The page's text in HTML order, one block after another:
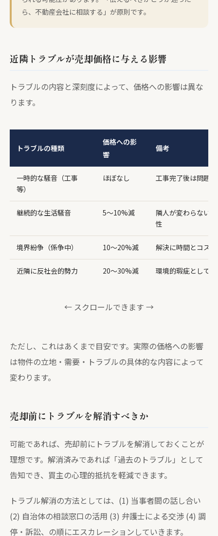
ら、不動産会社に相談する」が原則です。
近隣トラブルが売却価格に与える影響
トラブルの内容と深刻度によって、価格への影響は異な
ります。
トラブルの種類
価格への影
響
備考
一時的な騒音（工事
等）
ほぼなし 工事完了後は問題
継続的な生活騒音 5〜10%減
隣人が変わらない
性
境界紛争（係争中） 10〜20%減 解決に時間とコス
近隣に反社会的勢力 20〜30%減 環境的瑕疵として
← スクロールできます →
ただし、これはあくまで目安です。実際の価格への影響
は物件の立地・需要・トラブルの具体的な内容によって
変わります。
売却前にトラブルを解消すべきか
可能であれば、売却前にトラブルを解消しておくことが
理想です。解消済みであれば「過去のトラブル」として
告知でき、買主の心理的抵抗を軽減できます。
トラブル解消の方法としては、(1) 当事者間の話し合い
(2) 自治体の相談窓口の活用 (3) 弁護士による交渉 (4) 調
停・訴訟、の順にエスカレーションしていきます。